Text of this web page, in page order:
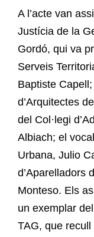
A l’acte van
Justícia de la
Gordó, qui va
Serveis
Baptiste
d’Arquitectes
del Col·legi
Albiach; el
Urbana, Julio
d’Aparelladors
Monteso. Els
un exemplar
TAG, que recull